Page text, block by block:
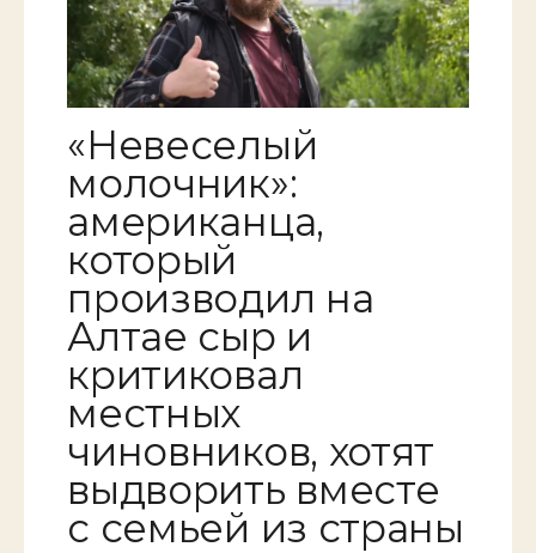
«Невеселый
молочник»:
американца,
который
производил на
Алтае сыр и
критиковал
местных
чиновников, хотят
выдворить вместе
с семьей из страны